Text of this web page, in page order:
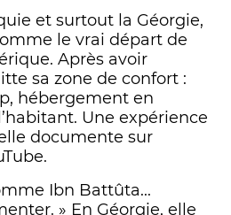
et surtout la Géorgie,
le vrai départ de
Après avoir
sa zone de confort :
hébergement en
Une expérience
documente sur
Ibn Battûta...
» En Géorgie, elle